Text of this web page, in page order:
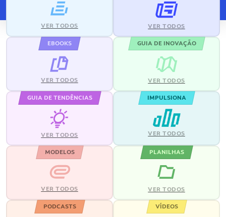
VER TODOS VER TODOS
EBOOKS
VER TODOS
GUIA DE INOVAÇÃO
VER TODOS
GUIA DE TENDÊNCIAS
VER TODOS
IMPULSIONA
VER TODOS
MODELOS
VER TODOS
PLANILHAS
VER TODOS
PODCASTS VÍDEOS